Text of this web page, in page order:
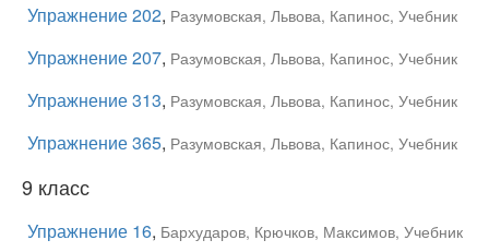
Упражнение 202, Разумовская, Львова, Капинос, Учебник
Упражнение 207, Разумовская, Львова, Капинос, Учебник
Упражнение 313, Разумовская, Львова, Капинос, Учебник
Упражнение 365, Разумовская, Львова, Капинос, Учебник
9 класс
Упражнение 16, Бархударов, Крючков, Максимов, Учебник